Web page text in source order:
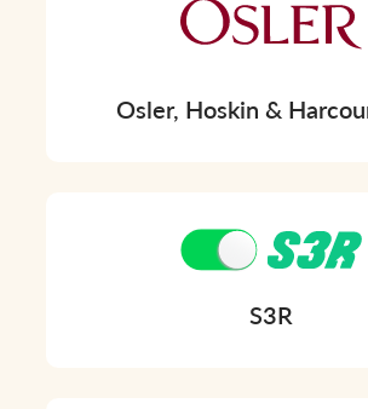
Osler, Hoskin &
S3R